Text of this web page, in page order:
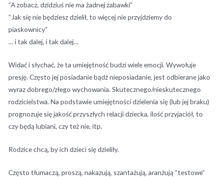
“A zobacz, dzidziuś nie ma żadnej zabawki”
“Jak się nie będziesz dzielił, to więcej nie przyjdziemy do
piaskownicy”
… i tak dalej, i tak dalej…
Widać i słychać, że ta umiejętność budzi wiele emocji. Wywołuje
presję. Często jej posiadanie bądź nieposiadanie, jest odbierane jako
wyraz dobrego/złego wychowania. Skutecznego/nieskutecznego
rodzicielstwa. Na podstawie umiejętności dzielenia się (lub jej braku)
prognozuje się jakość przyszłych relacji dziecka, ilość przyjaciół, to
czy będą lubiani, czy też nie, itp.
Rodzice chcą, by ich dzieci się dzieliły.
Często tłumaczą, proszą, nakazują, szantażują, aranżują “testowe”